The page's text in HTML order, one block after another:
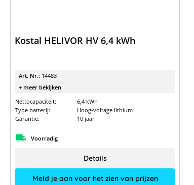
Kostal HELIVOR HV 6,4 kWh
Art. Nr.: 14483
+ meer bekijken
Nettocapaciteit:
6,4 kWh
Type batterij:
Hoog-voltage lithium
Garantie:
10 jaar
Voorradig
Meld je aan voor het zien van prijzen
Details